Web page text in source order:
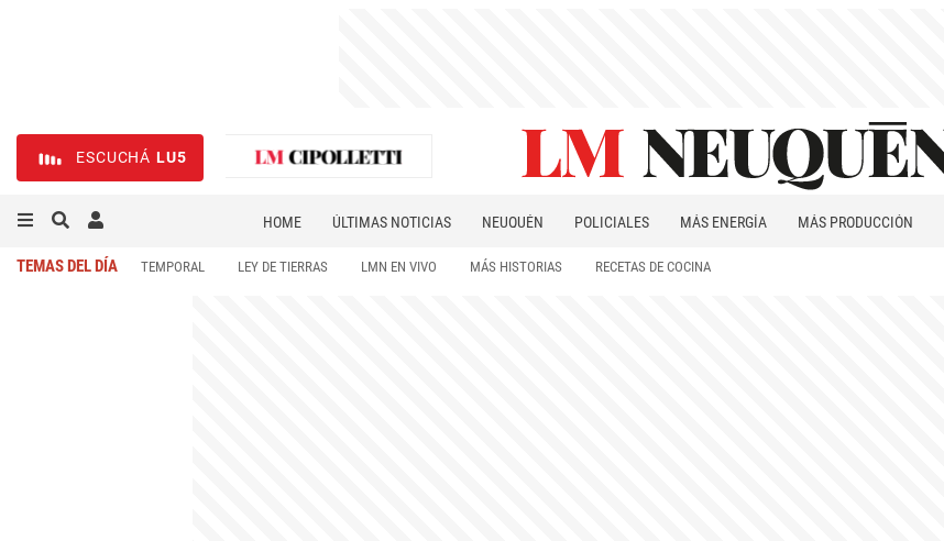
ESCUCHÁ LU5
HOME ÚLTIMAS NOTICIAS NEUQUÉN POLICIALES MÁS ENERGÍA MÁS PRODUCCIÓN
TEMAS DEL DÍA TEMPORAL LEY DE TIERRAS LMN EN VIVO MÁS HISTORIAS RECETAS DE COCINA